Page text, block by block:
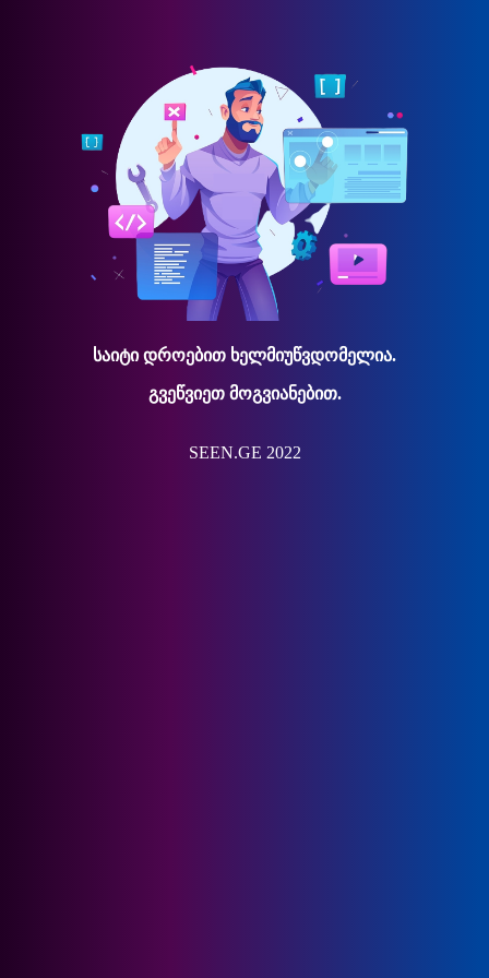
საიტი დროებით ხელმიუწვდომელია.
გვეწვიეთ მოგვიანებით.
SEEN.GE 2022